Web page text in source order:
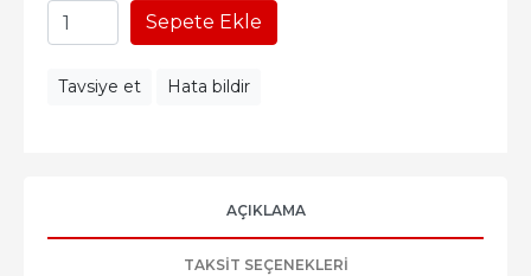
Sepete Ekle
Tavsiye et Hata bildir
AÇIKLAMA
TAKSIT SEÇENEKLERI